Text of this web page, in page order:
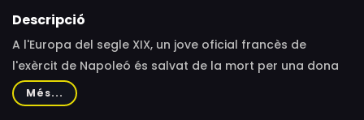
Descripció
A l'Europa del segle XIX, un jove oficial francès de
l'exèrcit de Napoleó és salvat de la mort per una dona
bella que, a continuació, desapareix. El tinent,
obsessionat amb la noia, segueix les empremtes fins
Més...